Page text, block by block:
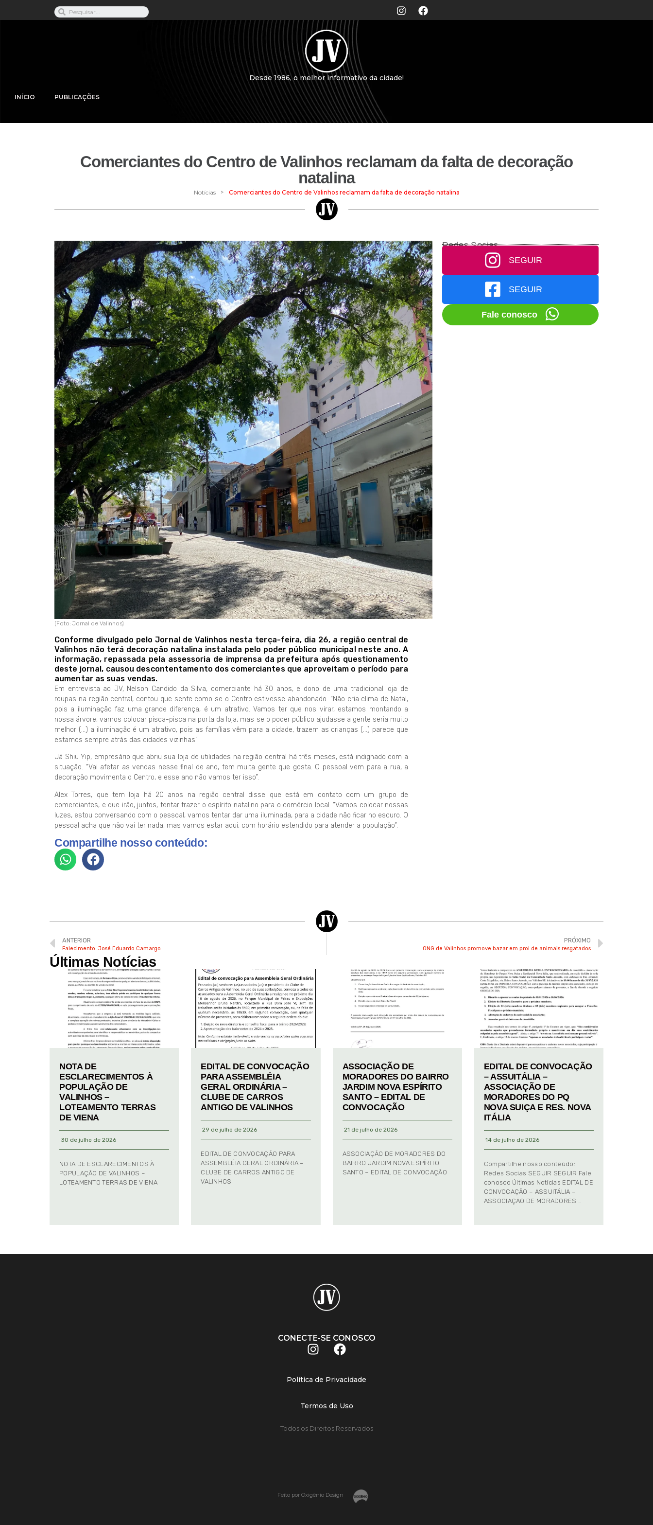
Desde 1986, o melhor informativo da cidade!
INÍCIO PUBLICAÇÕES
Comerciantes do Centro de Valinhos reclamam da falta de decoração
natalina
Notícias > Comerciantes do Centro de Valinhos reclamam da falta de decoração natalina
(Foto: Jornal de Valinhos)
Conforme divulgado pelo Jornal de Valinhos nesta terça-feira, dia 26, a região central de
Valinhos não terá decoração natalina instalada pelo poder público municipal neste ano. A
informação, repassada pela assessoria de imprensa da prefeitura após questionamento
deste jornal, causou descontentamento dos comerciantes que aproveitam o período para
aumentar as suas vendas.
Em entrevista ao JV, Nelson Candido da Silva, comerciante há 30 anos, e dono de uma tradicional loja de
roupas na região central, contou que sente como se o Centro estivesse abandonado. “Não cria clima de Natal,
pois a iluminação faz uma grande diferença, é um atrativo. Vamos ter que nos virar, estamos montando a
nossa árvore, vamos colocar pisca-pisca na porta da loja, mas se o poder público ajudasse a gente seria muito
melhor (…) a iluminação é um atrativo, pois as famílias vêm para a cidade, trazem as crianças (…) parece que
estamos sempre atrás das cidades vizinhas”.
Já Shiu Yip, empresário que abriu sua loja de utilidades na região central há três meses, está indignado com a
situação. “Vai afetar as vendas nesse final de ano, tem muita gente que gosta. O pessoal vem para a rua, a
decoração movimenta o Centro, e esse ano não vamos ter isso”.
Alex Torres, que tem loja há 20 anos na região central disse que está em contato com um grupo de
comerciantes, e que irão, juntos, tentar trazer o espírito natalino para o comércio local. “Vamos colocar nossas
luzes, estou conversando com o pessoal, vamos tentar dar uma iluminada, para a cidade não ficar no escuro. O
pessoal acha que não vai ter nada, mas vamos estar aqui, com horário estendido para atender a população”.
Compartilhe nosso conteúdo:
Redes Socias
SEGUIR
SEGUIR
Fale conosco
ANTERIOR
Falecimento: José Eduardo Camargo
PRÓXIMO
ONG de Valinhos promove bazar em prol de animais resgatados
Últimas Notícias
NOTA DE
ESCLARECIMENTOS À
POPULAÇÃO DE
VALINHOS –
LOTEAMENTO TERRAS
DE VIENA
30 de julho de 2026
NOTA DE ESCLARECIMENTOS À
POPULAÇÃO DE VALINHOS –
LOTEAMENTO TERRAS DE VIENA
EDITAL DE CONVOCAÇÃO
PARA ASSEMBLÉIA
GERAL ORDINÁRIA –
CLUBE DE CARROS
ANTIGO DE VALINHOS
29 de julho de 2026
EDITAL DE CONVOCAÇÃO PARA
ASSEMBLÉIA GERAL ORDINÁRIA –
CLUBE DE CARROS ANTIGO DE
VALINHOS
ASSOCIAÇÃO DE
MORADORES DO BAIRRO
JARDIM NOVA ESPÍRITO
SANTO – EDITAL DE
CONVOCAÇÃO
21 de julho de 2026
ASSOCIAÇÃO DE MORADORES DO
BAIRRO JARDIM NOVA ESPÍRITO
SANTO – EDITAL DE CONVOCAÇÃO
EDITAL DE CONVOCAÇÃO
– ASSUITÁLIA –
ASSOCIAÇÃO DE
MORADORES DO PQ
NOVA SUIÇA E RES. NOVA
ITÁLIA
14 de julho de 2026
Compartilhe nosso conteúdo:
Redes Socias SEGUIR SEGUIR Fale
conosco Últimas Notícias EDITAL DE
CONVOCAÇÃO – ASSUITÁLIA –
ASSOCIAÇÃO DE MORADORES …
CONECTE-SE CONOSCO
Política de Privacidade
Termos de Uso
Todos os Direitos Reservados
Feito por Oxigênio Design